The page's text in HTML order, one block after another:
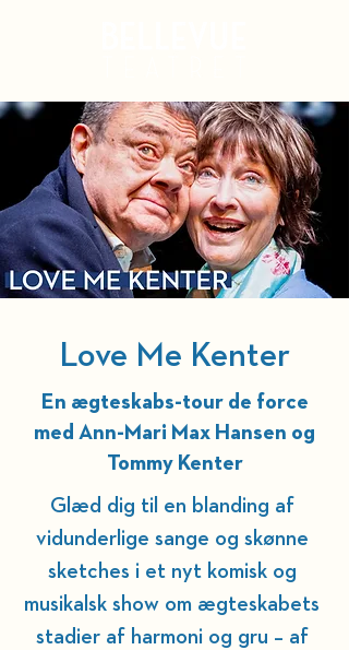
Love Me Kenter
En ægteskabs-tour de force
med Ann-Mari Max Hansen og
Tommy Kenter
Glæd dig til en blanding af
vidunderlige sange og skønne
sketches i et nyt komisk og
musikalsk show om ægteskabets
stadier af harmoni og gru – af